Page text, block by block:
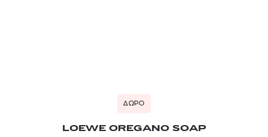
ΔΩΡΟ
LOEWE OREGANO SOAP